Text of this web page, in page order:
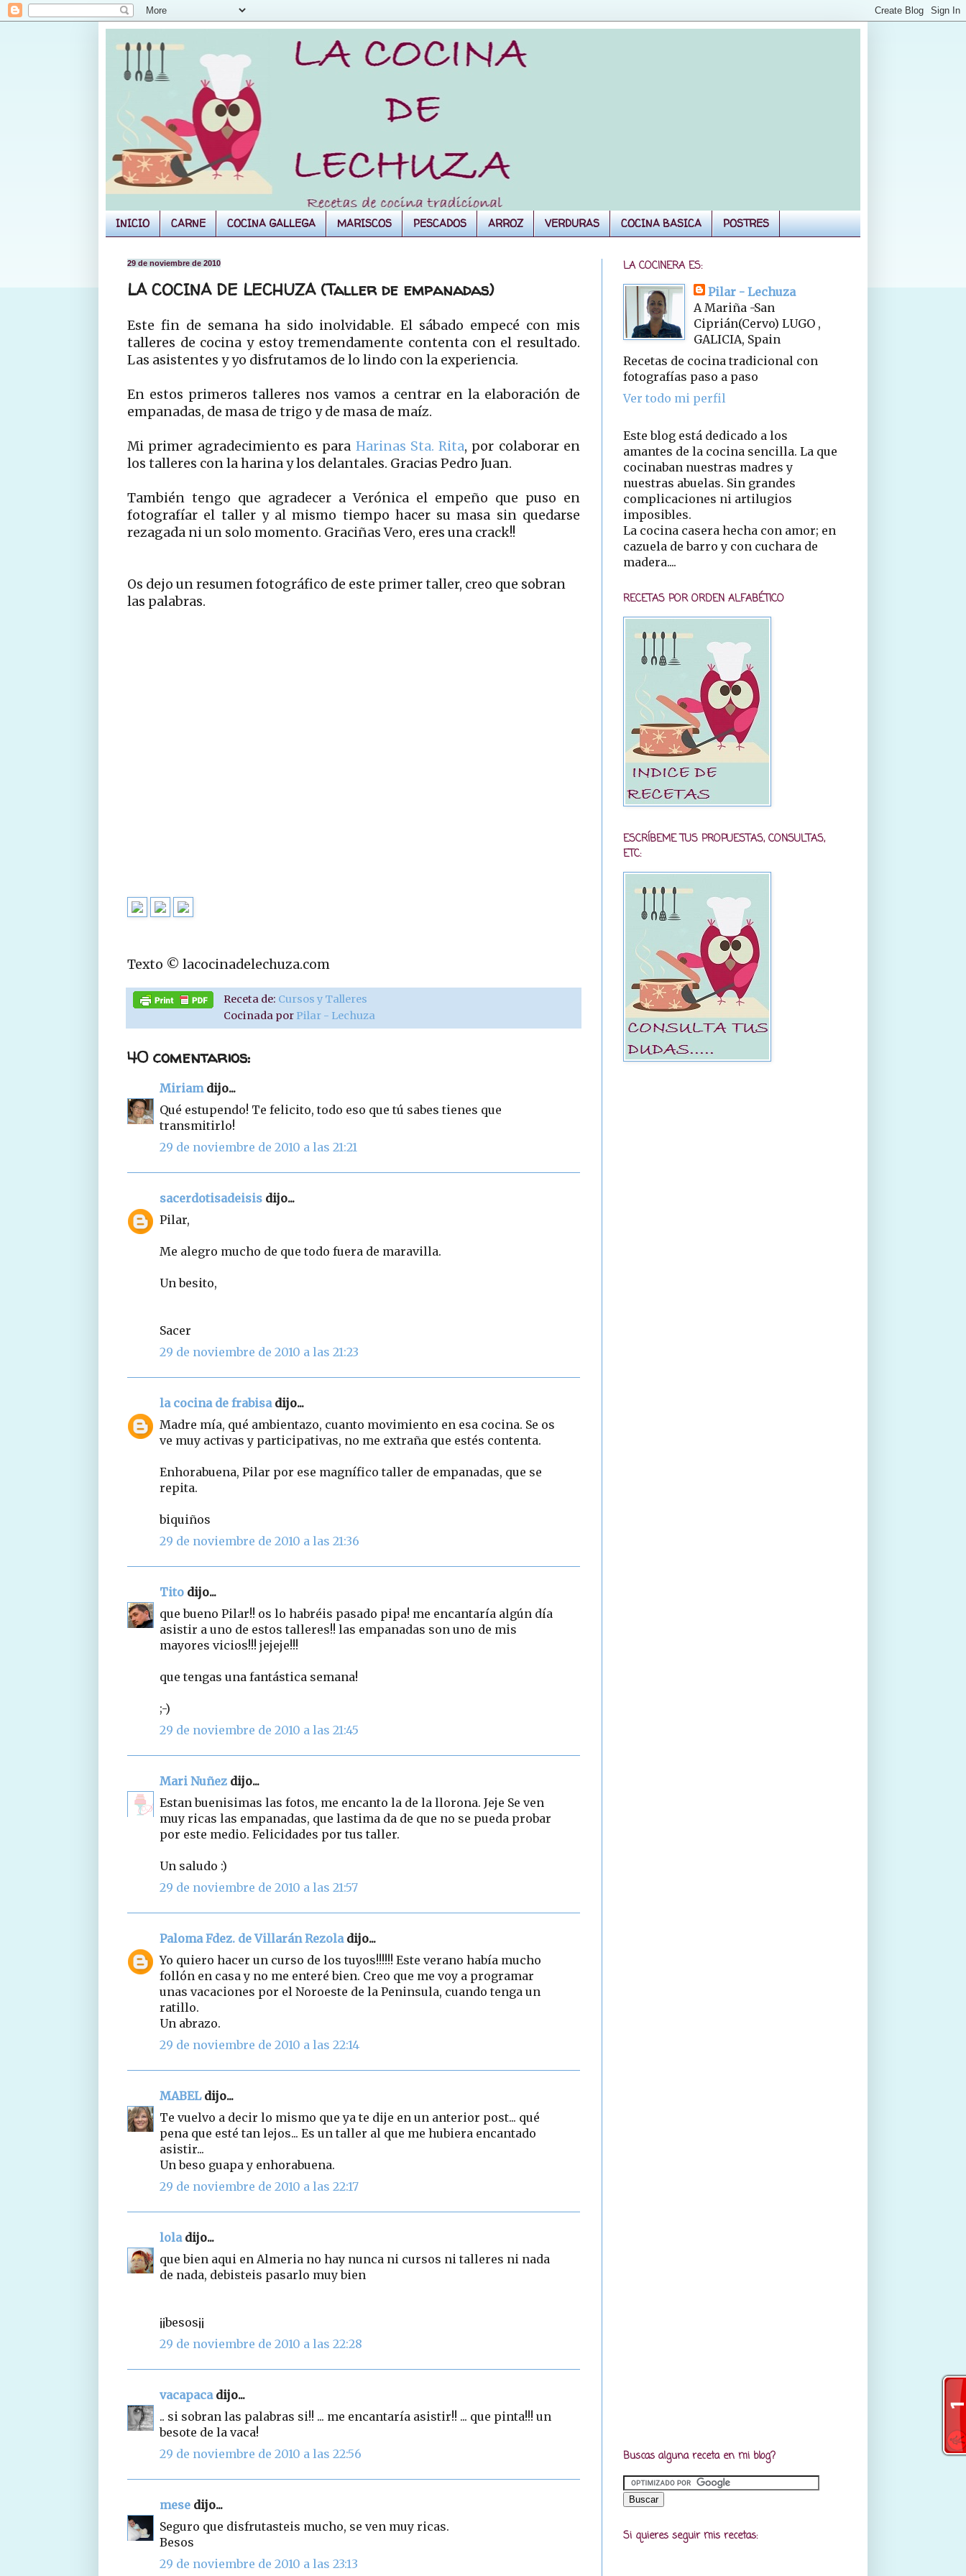
INICIO CARNE COCINA GALLEGA MARISCOS PESCADOS ARROZ VERDURAS COCINA BASICA POSTRES
29 de noviembre de 2010
LA COCINA DE LECHUZA (Taller de empanadas)
Este fin de semana ha sido inolvidable. El sábado empecé con mis
talleres de cocina y estoy tremendamente contenta con el resultado.
Las asistentes y yo disfrutamos de lo lindo con la experiencia.
En estos primeros talleres nos vamos a centrar en la elaboración de
empanadas, de masa de trigo y de masa de maíz.
Mi primer agradecimiento es para Harinas Sta. Rita, por colaborar en
los talleres con la harina y los delantales. Gracias Pedro Juan.
También tengo que agradecer a Verónica el empeño que puso en
fotografíar el taller y al mismo tiempo hacer su masa sin quedarse
rezagada ni un solo momento. Graciñas Vero, eres una crack!!
Os dejo un resumen fotográfico de este primer taller, creo que sobran
las palabras.
Texto © lacocinadelechuza.com
Receta de: Cursos y Talleres
Cocinada por Pilar - Lechuza
40 comentarios:
Miriamdijo...
Qué estupendo! Te felicito, todo eso que tú sabes tienes que
transmitirlo!
29 de noviembre de 2010 a las 21:21
sacerdotisadeisis dijo...
Pilar,
Me alegro mucho de que todo fuera de maravilla.
Un besito,
Sacer
29 de noviembre de 2010 a las 21:23
la cocina de frabisadijo...
Madre mía, qué ambientazo, cuanto movimiento en esa cocina. Se os
ve muy activas y participativas, no me extraña que estés contenta.
Enhorabuena, Pilar por ese magnífico taller de empanadas, que se
repita.
biquiños
29 de noviembre de 2010 a las 21:36
Tito dijo...
que bueno Pilar!! os lo habréis pasado pipa! me encantaría algún día
asistir a uno de estos talleres!! las empanadas son uno de mis
mayores vicios!!! jejeje!!!
que tengas una fantástica semana!
;-)
29 de noviembre de 2010 a las 21:45
Mari Nuñez dijo...
Estan buenisimas las fotos, me encanto la de la llorona. Jeje Se ven
muy ricas las empanadas, que lastima da de que no se pueda probar
por este medio. Felicidades por tus taller.
Un saludo :)
29 de noviembre de 2010 a las 21:57
Paloma Fdez. de Villarán Rezoladijo...
Yo quiero hacer un curso de los tuyos!!!!!! Este verano había mucho
follón en casa y no me enteré bien. Creo que me voy a programar
unas vacaciones por el Noroeste de la Peninsula, cuando tenga un
ratillo.
Un abrazo.
29 de noviembre de 2010 a las 22:14
MABELdijo...
Te vuelvo a decir lo mismo que ya te dije en un anterior post... qué
pena que esté tan lejos... Es un taller al que me hubiera encantado
asistir...
Un beso guapa y enhorabuena.
29 de noviembre de 2010 a las 22:17
loladijo...
que bien aqui en Almeria no hay nunca ni cursos ni talleres ni nada
de nada, debisteis pasarlo muy bien
¡¡besos¡¡
29 de noviembre de 2010 a las 22:28
vacapacadijo...
.. si sobran las palabras si!! ... me encantaría asistir!! ... que pinta!!! un
besote de la vaca!
29 de noviembre de 2010 a las 22:56
mese dijo...
Seguro que disfrutasteis mucho, se ven muy ricas.
Besos
29 de noviembre de 2010 a las 23:13
LA COCINERA ES:
Pilar - Lechuza
A Mariña -San
Ciprián(Cervo) LUGO ,
GALICIA, Spain
Recetas de cocina tradicional con
fotografías paso a paso
Ver todo mi perfil
Este blog está dedicado a los
amantes de la cocina sencilla. La que
cocinaban nuestras madres y
nuestras abuelas. Sin grandes
complicaciones ni artilugios
imposibles.
La cocina casera hecha con amor; en
cazuela de barro y con cuchara de
madera....
RECETAS POR ORDEN ALFABÉTICO
ESCRÍBEME TUS PROPUESTAS, CONSULTAS,
ETC:
Buscas alguna receta en mi blog?
Si quieres seguir mis recetas: